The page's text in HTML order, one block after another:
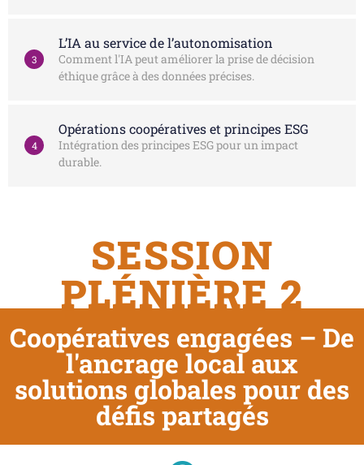
3
L’IA au service de l’autonomisation
Comment l'IA peut améliorer la prise de décision
éthique grâce à des données précises.
4
Opérations coopératives et principes ESG
Intégration des principes ESG pour un impact
durable.
SESSION
PLÉNIÈRE 2
Coopératives engagées – De
l'ancrage local aux
solutions globales pour des
défis partagés